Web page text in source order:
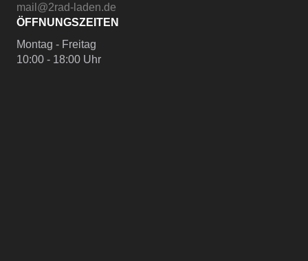
mail@2rad-laden.de
ÖFFNUNGSZEITEN
Montag - Freitag
10:00 - 18:00 Uhr